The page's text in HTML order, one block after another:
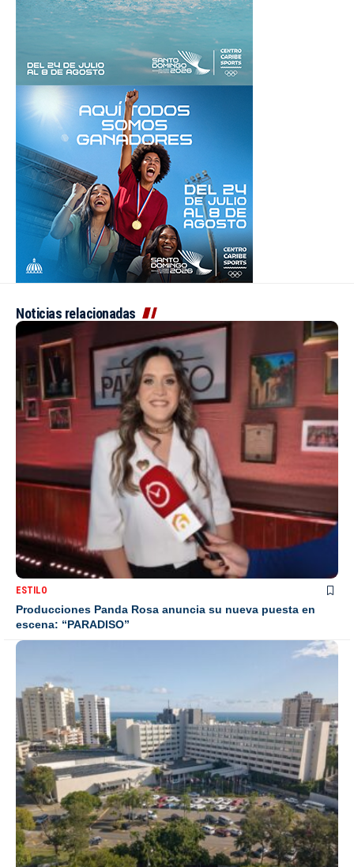
Noticias relacionadas
ESTILO
Producciones Panda Rosa anuncia su nueva puesta en
escena: “PARADISO”